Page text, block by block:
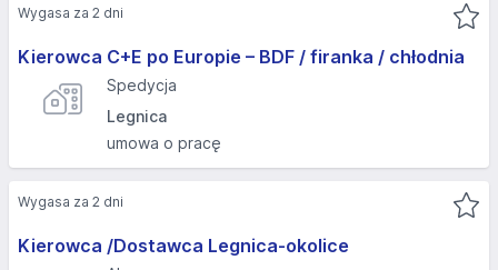
Kierowca C+E po Europie – BDF / firanka / chłodnia
Spedycja
Legnica
umowa o pracę
Wygasa za 2 dni
Kierowca /Dostawca Legnica-okolice
Wygasa za 2 dni